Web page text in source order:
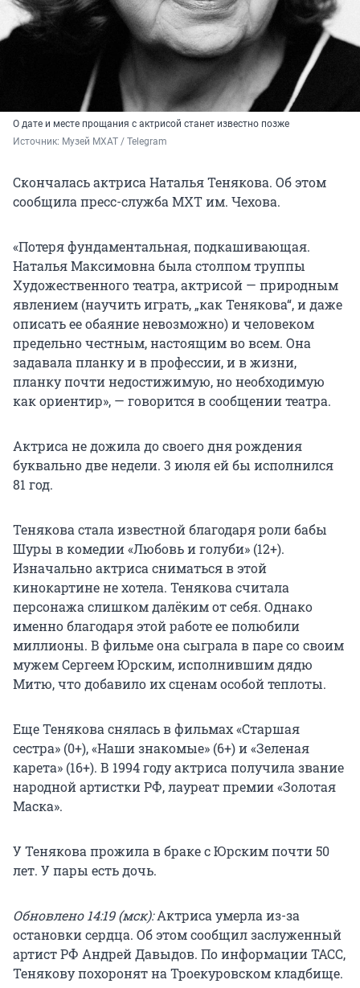
О дате и месте прощания с актрисой станет известно позже
Источник: Музей МХАТ / Telegram
Скончалась актриса Наталья Тенякова. Об этом
сообщила пресс-служба МХТ им. Чехова.
«Потеря фундаментальная, подкашивающая.
Наталья Максимовна была столпом труппы
Художественного театра, актрисой — природным
явлением (научить играть, „как Тенякова“, и даже
описать ее обаяние невозможно) и человеком
предельно честным, настоящим во всем. Она
задавала планку и в профессии, и в жизни,
планку почти недостижимую, но необходимую
как ориентир», — говорится в сообщении театра.
Актриса не дожила до своего дня рождения
буквально две недели. 3 июля ей бы исполнился
81 год.
Тенякова стала известной благодаря роли бабы
Шуры в комедии «Любовь и голуби» (12+).
Изначально актриса сниматься в этой
кинокартине не хотела. Тенякова считала
персонажа слишком далёким от себя. Однако
именно благодаря этой работе ее полюбили
миллионы. В фильме она сыграла в паре со своим
мужем Сергеем Юрским, исполнившим дядю
Митю, что добавило их сценам особой теплоты.
Еще Тенякова снялась в фильмах «Старшая
сестра» (0+), «Наши знакомые» (6+) и «Зеленая
карета» (16+). В 1994 году актриса получила звание
народной артистки РФ, лауреат премии «Золотая
Маска».
У Тенякова прожила в браке с Юрским почти 50
лет. У пары есть дочь.
Обновлено 14:19 (мск):Актриса умерла из-за
остановки сердца. Об этом сообщил заслуженный
артист РФ Андрей Давыдов. По информации ТАСС,
Тенякову похоронят на Троекуровском кладбище.